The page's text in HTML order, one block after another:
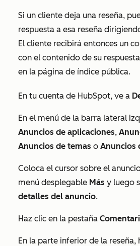
Si un cliente deja una reseña,
respuesta a esa reseña
El cliente recibirá entonces un
con el contenido de su
en la página de índice pública.
En tu cuenta de HubSpot, ve a
En el menú de la barra lateral
Anuncios de aplicaciones,
Anuncios de temas o Anuncios
Coloca el cursor sobre el
menú desplegable Más y luego
detalles del anuncio.
Haz clic en la pestaña
En la parte inferior de la reseña,